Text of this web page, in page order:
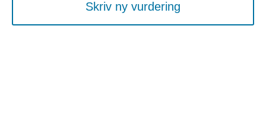
Skriv ny vurdering